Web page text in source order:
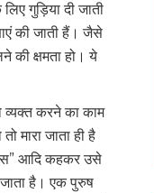
गुड़िया दी जाती
की जाती हैं। जैसे
की क्षमता हो। ये
व्यक्त करने का काम
मारा जाता ही है
आदि कहकर उसे
है। एक पुरुष